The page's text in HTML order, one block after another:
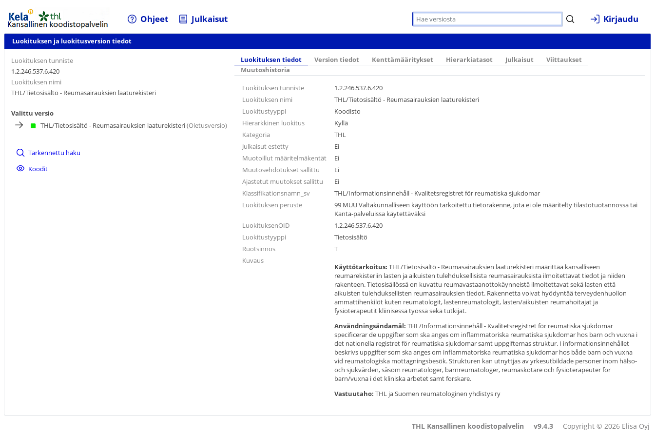
Ohjeet Julkaisut Kirjaudu
Luokituksen ja luokitusversion tiedot
Luokituksen tunniste
1.2.246.537.6.420
Luokituksen nimi
THL/Tietosisältö - Reumasairauksien laaturekisteri
Valittu versio
THL/Tietosisältö - Reumasairauksien laaturekisteri(Oletusversio)
Tarkennettu haku
Koodit
Luokituksen tiedot Version tiedot Kenttämääritykset Hierarkiatasot Julkaisut
Viittaukset
Muutoshistoria
Luokituksen tunniste
1.2.246.537.6.420
Luokituksen nimi
THL/Tietosisältö - Reumasairauksien laaturekisteri
Luokitustyyppi
Koodisto
Hierarkkinen luokitus
Kyllä
Kategoria
THL
Julkaisut estetty
Ei
Muotoillut määritelmäkentät
Ei
Muutosehdotukset sallittu
Ei
Ajastetut muutokset sallittu
Ei
Klassifikationsnamn_sv
THL/Informationsinnehåll - Kvalitetsregistret för reumatiska sjukdomar
Luokituksen peruste
99 MUU Valtakunnalliseen käyttöön tarkoitettu tietorakenne, jota ei ole määritelty tilastotuotannossa tai
Kanta-palveluissa käytettäväksi
LuokituksenOID
1.2.246.537.6.420
Luokitustyyppi
Tietosisältö
Ruotsinnos
T
Kuvaus
Käyttötarkoitus: THL/Tietosisältö - Reumasairauksien laaturekisteri määrittää kansalliseen
reumarekisteriin lasten ja aikuisten tulehduksellisista reumasairauksista ilmoitettavat tiedot ja niiden
rakenteen. Tietosisällössä on kuvattu reumavastaanottokäynneistä ilmoitettavat sekä lasten että
aikuisten tulehduksellisten reumasairauksien tiedot. Rakennetta voivat hyödyntää terveydenhuollon
ammattihenkilöt kuten reumatologit, lastenreumatologit, lasten/aikuisten reumahoitajat ja
fysioterapeutit kliinisessä työssä sekä tutkijat.
Användningsändamål: THL/Informationsinnehåll - Kvalitetsregistret för reumatiska sjukdomar
specificerar de uppgifter som ska anges om inflammatoriska reumatiska sjukdomar hos barn och vuxna i
det nationella registret för reumatiska sjukdomar samt uppgifternas struktur. I informationsinnehållet
beskrivs uppgifter som ska anges om inflammatoriska reumatiska sjukdomar hos både barn och vuxna
vid reumatologiska mottagningsbesök. Strukturen kan utnyttjas av yrkesutbildade personer inom hälso-
och sjukvården, såsom reumatologer, barnreumatologer, reumaskötare och fysioterapeuter för
barn/vuxna i det kliniska arbetet samt forskare.
Vastuutaho: THL ja Suomen reumatologinen yhdistys ry
THL Kansallinen koodistopalvelin v9.4.3 Copyright © 2026 Elisa Oyj